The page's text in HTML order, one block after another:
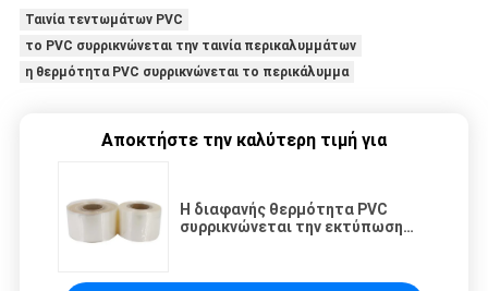
Ταινία τεντωμάτων PVC
το PVC συρρικνώνεται την ταινία περικαλυμμάτων
η θερμότητα PVC συρρικνώνεται το περικάλυμμα
Αποκτήστε την καλύτερη τιμή για
Η διαφανής θερμότητα PVC
συρρικνώνεται την εκτύπωση